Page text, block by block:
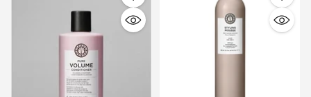
Antall Antall